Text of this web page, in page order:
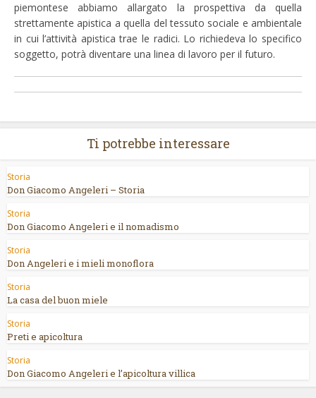
piemontese abbiamo allargato la prospettiva da quella
strettamente apistica a quella del tessuto sociale e ambientale
in cui l’attività apistica trae le radici. Lo richiedeva lo specifico
soggetto, potrà diventare una linea di lavoro per il futuro.
Ti potrebbe interessare
Storia
Don Giacomo Angeleri – Storia
Storia
Don Giacomo Angeleri e il nomadismo
Storia
Don Angeleri e i mieli monoflora
Storia
La casa del buon miele
Storia
Preti e apicoltura
Storia
Don Giacomo Angeleri e l’apicoltura villica